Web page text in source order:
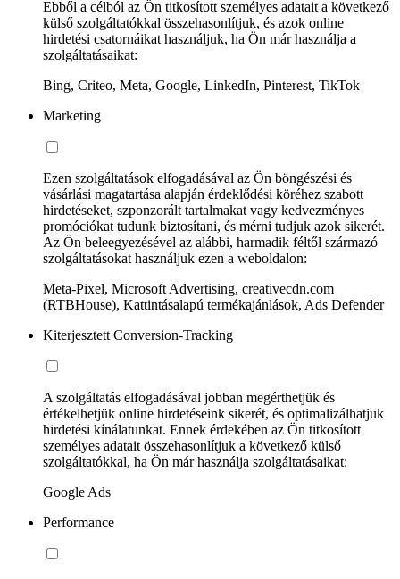
Ebből a célból az Ön titkosított személyes adatait a következő
külső szolgáltatókkal összehasonlítjuk, és azok online
hirdetési csatornáikat használjuk, ha Ön már használja a
szolgáltatásaikat:
Bing, Criteo, Meta, Google, LinkedIn, Pinterest, TikTok
Marketing
Ezen szolgáltatások elfogadásával az Ön böngészési és
vásárlási magatartása alapján érdeklődési köréhez szabott
hirdetéseket, szponzorált tartalmakat vagy kedvezményes
promóciókat tudunk biztosítani, és mérni tudjuk azok sikerét.
Az Ön beleegyezésével az alábbi, harmadik féltől származó
szolgáltatásokat használjuk ezen a weboldalon:
Meta-Pixel, Microsoft Advertising, creativecdn.com
(RTBHouse), Kattintásalapú termékajánlások, Ads Defender
Kiterjesztett Conversion-Tracking
A szolgáltatás elfogadásával jobban megérthetjük és
értékelhetjük online hirdetéseink sikerét, és optimalizálhatjuk
hirdetési kínálatunkat. Ennek érdekében az Ön titkosított
személyes adatait összehasonlítjuk a következő külső
szolgáltatókkal, ha Ön már használja szolgáltatásaikat:
Google Ads
Performance